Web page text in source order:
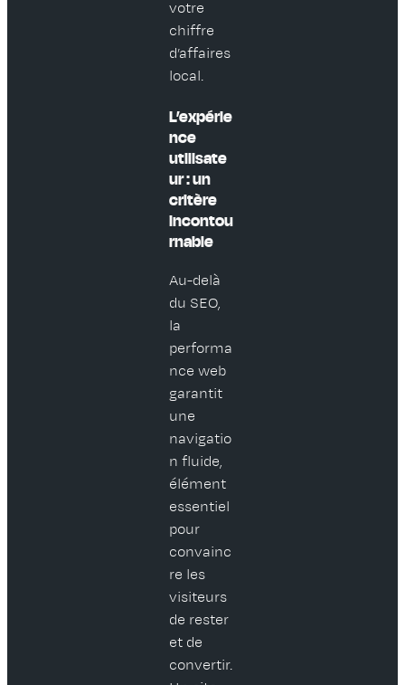
votre
chiffre
d’affaires
local.
L’expérie
nce
utilisate
ur : un
critère
incontou
rnable
Au-delà
du SEO,
la
performa
nce web
garantit
une
navigatio
n fluide,
élément
essentiel
pour
convainc
re les
visiteurs
de rester
et de
convertir.